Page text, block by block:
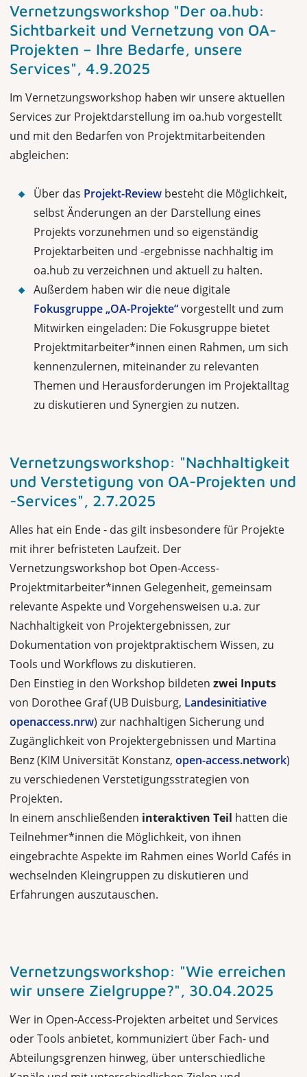
Vernetzungsworkshop "Der oa.hub:
Sichtbarkeit und Vernetzung von OA-
Projekten – Ihre Bedarfe, unsere
Services", 4.9.2025
Im Vernetzungsworkshop haben wir unsere aktuellen
Services zur Projektdarstellung im oa.hub vorgestellt
und mit den Bedarfen von Projektmitarbeitenden
abgleichen:
Über das Projekt-Review besteht die Möglichkeit,
selbst Änderungen an der Darstellung eines
Projekts vorzunehmen und so eigenständig
Projektarbeiten und -ergebnisse nachhaltig im
oa.hub zu verzeichnen und aktuell zu halten.
Außerdem haben wir die neue digitale
Fokusgruppe „OA-Projekte“vorgestellt und zum
Mitwirken eingeladen: Die Fokusgruppe bietet
Projektmitarbeiter*innen einen Rahmen, um sich
kennenzulernen, miteinander zu relevanten
Themen und Herausforderungen im Projektalltag
zu diskutieren und Synergien zu nutzen.
Vernetzungsworkshop: "Nachhaltigkeit
und Verstetigung von OA-Projekten und
-Services", 2.7.2025
Alles hat ein Ende - das gilt insbesondere für Projekte
mit ihrer befristeten Laufzeit. Der
Vernetzungsworkshop bot Open-Access-
Projektmitarbeiter*innen Gelegenheit, gemeinsam
relevante Aspekte und Vorgehensweisen u.a. zur
Nachhaltigkeit von Projektergebnissen, zur
Dokumentation von projektpraktischem Wissen, zu
Tools und Workflows zu diskutieren.
Den Einstieg in den Workshop bildeten zwei Inputs
von Dorothee Graf (UB Duisburg, Landesinitiative
openaccess.nrw) zur nachhaltigen Sicherung und
Zugänglichkeit von Projektergebnissen und Martina
Benz (KIM Universität Konstanz, open-access.network)
zu verschiedenen Verstetigungsstrategien von
Projekten.
In einem anschließenden interaktiven Teil hatten die
Teilnehmer*innen die Möglichkeit, von ihnen
eingebrachte Aspekte im Rahmen eines World Cafés in
wechselnden Kleingruppen zu diskutieren und
Erfahrungen auszutauschen.
Vernetzungsworkshop: "Wie erreichen
wir unsere Zielgruppe?", 30.04.2025
Wer in Open-Access-Projekten arbeitet und Services
oder Tools anbietet, kommuniziert über Fach- und
Abteilungsgrenzen hinweg, über unterschiedliche